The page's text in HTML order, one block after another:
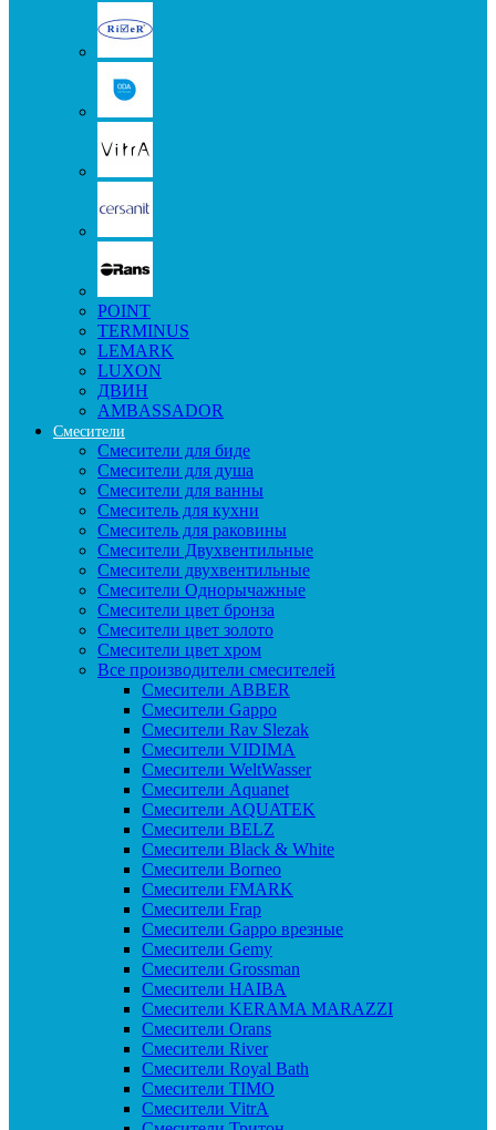
POINT
TERMINUS
LEMARK
LUXON
ДВИН
AMBASSADOR
Смесители
Смесители для биде
Смесители для душа
Смесители для ванны
Смеситель для кухни
Смеситель для раковины
Смесители Двухвентильные
Смесители двухвентильные
Смесители Однорычажные
Смесители цвет бронза
Смесители цвет золото
Смесители цвет хром
Все производители смесителей
Cмесители ABBER
Cмесители Gappo
Cмесители Rav Slezak
Cмесители VIDIMA
Cмесители WeltWasser
Смесители Aquanet
Смесители AQUATEK
Смесители BELZ
Смесители Black & White
Смесители Borneo
Смесители FMARK
Смесители Frap
Смесители Gappo врезные
Смесители Gemy
Смесители Grossman
Смесители HAIBA
Смесители KERAMA MARAZZI
Смесители Orans
Смесители River
Смесители Royal Bath
Смесители TIMO
Смесители VitrA